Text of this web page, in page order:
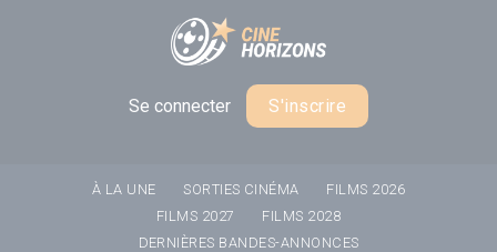
Se connecter S'inscrire
À LA UNE SORTIES CINÉMA
FILMS 2026
FILMS 2027
FILMS 2028
DERNIÈRES BANDES-ANNONCES
Panneau de gestion des cookies